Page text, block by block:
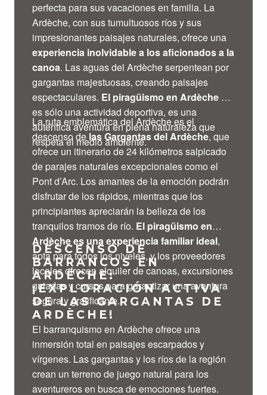
perfecta para sus vacaciones en familia. La
Ardèche, con sus tumultuosos ríos y sus
impresionantes paisajes naturales, ofrece una
experiencia inolvidable a los aficionados a la
canoa. Las aguas del Ardèche serpentean por
gargantas majestuosas, creando paisajes
espectaculares. El piragüismo en Ardèche no
es sólo una actividad deportiva, es una
auténtica aventura en plena naturaleza que
respeta el medio ambiente.
La ruta emblemática del Ardèche es el
descenso de las Gargantas del Ardèche, que
ofrece un itinerario de 24 kilómetros salpicado
de parajes naturales excepcionales como el
Pont d’Arc. Los amantes de la emoción podrán
disfrutar de los rápidos, mientras que los
principiantes apreciarán la belleza de los
tranquilos tramos de río. El piragüismo en
Ardèche es una experiencia familiar ideal,
apta para todos los niveles, y los proveedores
locales ofrecen alquiler de canoas, excursiones
guiadas y cursos para garantizar una aventura
segura y gratificante.
DESCENSO DE
BARRANCOS EN
ARDÈCHE:
¡EXPLORACIÓN ACTIVA
DE LAS GARGANTAS DE
ARDÈCHE!
El barranquismo en Ardèche ofrece una
inmersión total en paisajes escarpados y
vírgenes. Las gargantas y los ríos de la región
crean un terreno de juego natural para los
aventureros en busca de emociones fuertes.